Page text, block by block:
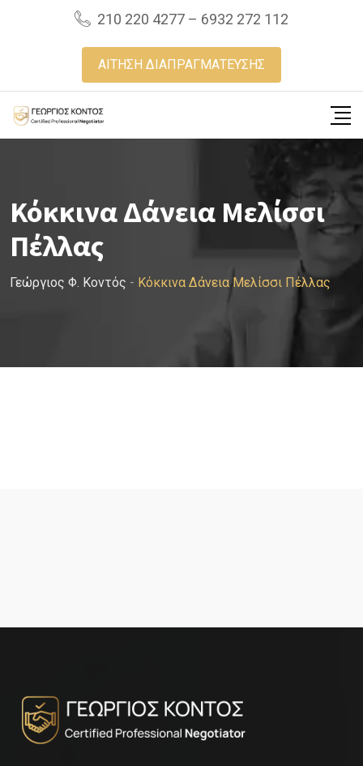
210 220 4277 – 6932 272 112
ΑΙΤΗΣΗ ΔΙΑΠΡΑΓΜΑΤΕΥΣΗΣ
Κόκκινα Δάνεια Μελίσσι
Πέλλας
Γεώργιος Φ. Κοντός - Κόκκινα Δάνεια Μελίσσι Πέλλας